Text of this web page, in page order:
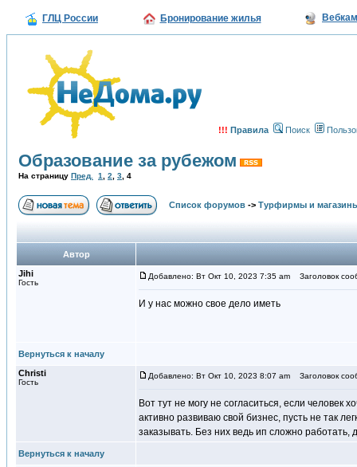
ГЛЦ России Бронирование жилья
!!! Правила Поиск
Образование за рубежом
На страницу Пред. 1 2 3 4
Список форумов -> Турфирмы и
Автор
Jihi
Гость
Добавлено: Вт Окт 10, 2023 7:35 am Заголовок
И у нас можно свое дело иметь
Вернуться к началу
Christi
Гость
Добавлено: Вт Окт 10, 2023 8:07 am Заголовок
Вот тут не могу не согласиться, если человек
активно развиваю свой бизнес, пусть не так
заказывать. Без них ведь ип сложно работать,
Вернуться к началу